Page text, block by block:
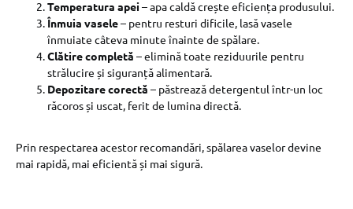
Temperatura apei– apa caldă crește eficiența produsului.
Înmuia vasele– pentru resturi dificile, lasă vasele
înmuiate câteva minute înainte de spălare.
Clătire completă – elimină toate reziduurile pentru
strălucire și siguranță alimentară.
Depozitare corectă – păstrează detergentul într-un loc
răcoros și uscat, ferit de lumina directă.
Prin respectarea acestor recomandări, spălarea vaselor devine
mai rapidă, mai eficientă și mai sigură.